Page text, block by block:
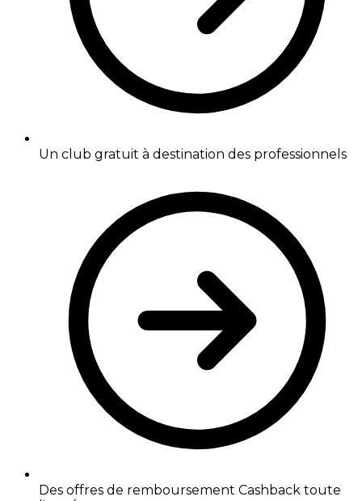
Un club gratuit à destination des professionnels
Des offres de remboursement Cashback toute